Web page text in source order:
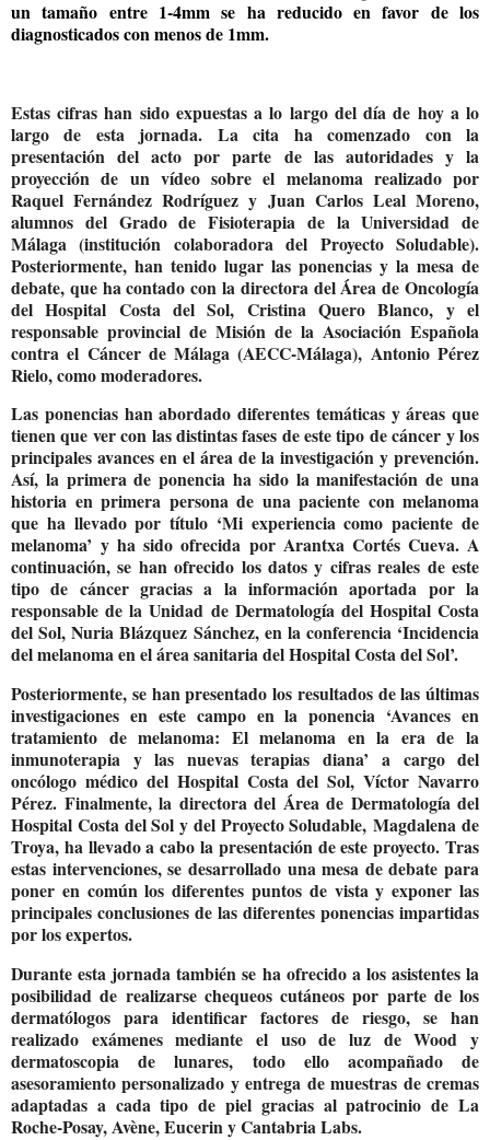
un tamaño entre 1-4mm se ha reducido en favor de los
diagnosticados con menos de 1mm.
Estas cifras han sido expuestas a lo largo del día de hoy a lo
largo de esta jornada. La cita ha comenzado con la
presentación del acto por parte de las autoridades y la
proyección de un vídeo sobre el melanoma realizado por
Raquel Fernández Rodríguez y Juan Carlos Leal Moreno,
alumnos del Grado de Fisioterapia de la Universidad de
Málaga (institución colaboradora del Proyecto Soludable).
Posteriormente, han tenido lugar las ponencias y la mesa de
debate, que ha contado con la directora del Área de Oncología
del Hospital Costa del Sol, Cristina Quero Blanco, y el
responsable provincial de Misión de la Asociación Española
contra el Cáncer de Málaga (AECC-Málaga), Antonio Pérez
Rielo, como moderadores.
Las ponencias han abordado diferentes temáticas y áreas que
tienen que ver con las distintas fases de este tipo de cáncer y los
principales avances en el área de la investigación y prevención.
Así, la primera de ponencia ha sido la manifestación de una
historia en primera persona de una paciente con melanoma
que ha llevado por título ‘Mi experiencia como paciente de
melanoma’ y ha sido ofrecida por Arantxa Cortés Cueva. A
continuación, se han ofrecido los datos y cifras reales de este
tipo de cáncer gracias a la información aportada por la
responsable de la Unidad de Dermatología del Hospital Costa
del Sol, Nuria Blázquez Sánchez, en la conferencia ‘Incidencia
del melanoma en el área sanitaria del Hospital Costa del Sol’.
Posteriormente, se han presentado los resultados de las últimas
investigaciones en este campo en la ponencia ‘Avances en
tratamiento de melanoma: El melanoma en la era de la
inmunoterapia y las nuevas terapias diana’ a cargo del
oncólogo médico del Hospital Costa del Sol, Víctor Navarro
Pérez. Finalmente, la directora del Área de Dermatología del
Hospital Costa del Sol y del Proyecto Soludable, Magdalena de
Troya, ha llevado a cabo la presentación de este proyecto. Tras
estas intervenciones, se desarrollado una mesa de debate para
poner en común los diferentes puntos de vista y exponer las
principales conclusiones de las diferentes ponencias impartidas
por los expertos.
Durante esta jornada también se ha ofrecido a los asistentes la
posibilidad de realizarse chequeos cutáneos por parte de los
dermatólogos para identificar factores de riesgo, se han
realizado exámenes mediante el uso de luz de Wood y
dermatoscopia de lunares, todo ello acompañado de
asesoramiento personalizado y entrega de muestras de cremas
adaptadas a cada tipo de piel gracias al patrocinio de La
Roche-Posay, Avène, Eucerin y Cantabria Labs.